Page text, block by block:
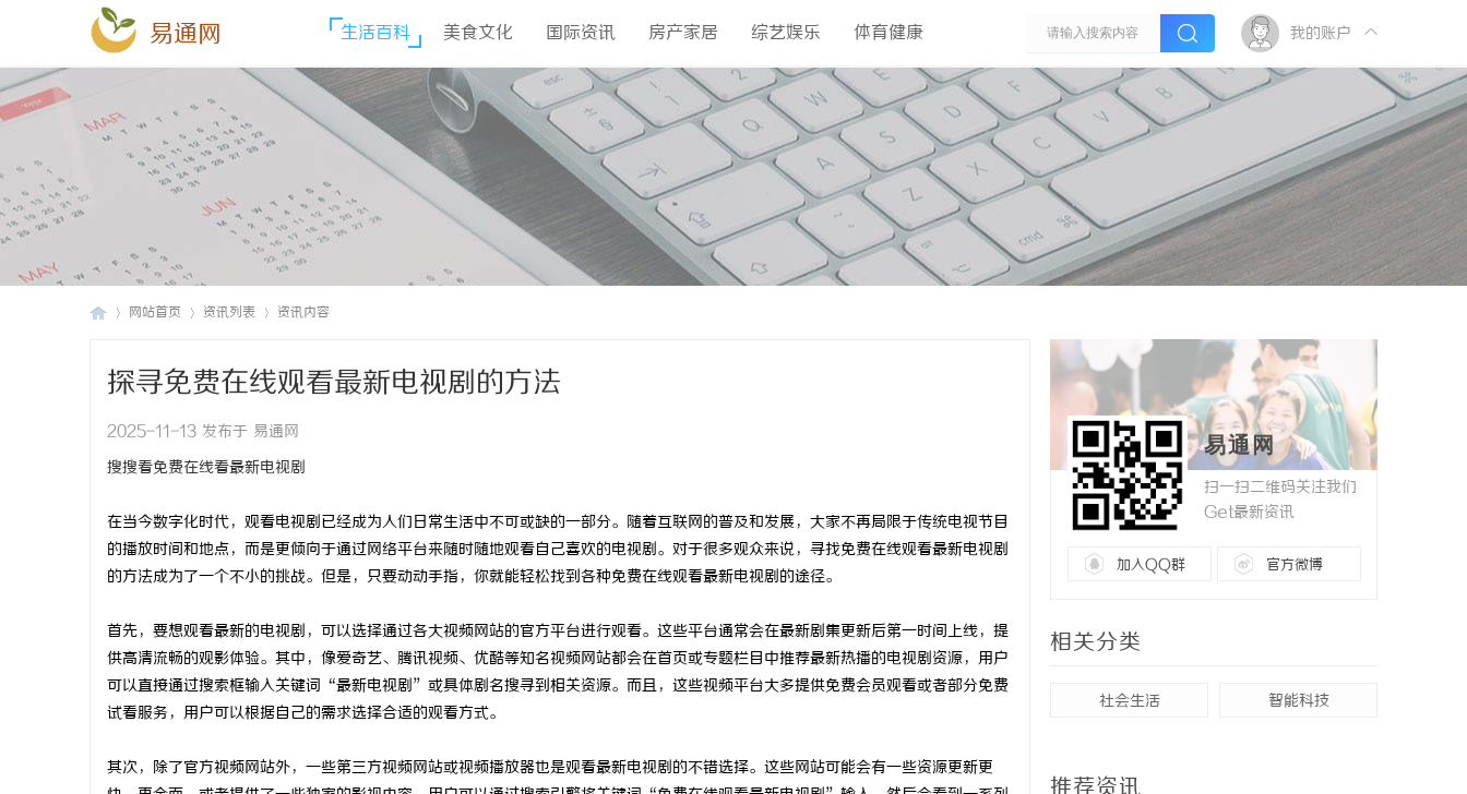
易通网 生活百科 美食文化 国际资讯 房产家居 综艺娱乐 体育健康 我的账户
网站首页 资讯列表 资讯内容
探寻免费在线观看最新电视剧的方法
2025-11-13 发布于 易通网
搜搜看免费在线看最新电视剧
在当今数字化时代，观看电视剧已经成为人们日常生活中不可或缺的一部分。随着互联网的普及和发展，大家不再局限于传统电视节目
的播放时间和地点，而是更倾向于通过网络平台来随时随地观看自己喜欢的电视剧。对于很多观众来说，寻找免费在线观看最新电视剧
的方法成为了一个不小的挑战。但是，只要动动手指，你就能轻松找到各种免费在线观看最新电视剧的途径。
首先，要想观看最新的电视剧，可以选择通过各大视频网站的官方平台进行观看。这些平台通常会在最新剧集更新后第一时间上线，提
供高清流畅的观影体验。其中，像爱奇艺、腾讯视频、优酷等知名视频网站都会在首页或专题栏目中推荐最新热播的电视剧资源，用户
可以直接通过搜索框输入关键词“最新电视剧”或具体剧名搜寻到相关资源。而且，这些视频平台大多提供免费会员观看或者部分免费
试看服务，用户可以根据自己的需求选择合适的观看方式。
其次，除了官方视频网站外，一些第三方视频网站或视频播放器也是观看最新电视剧的不错选择。这些网站可能会有一些资源更新更
易通网
扫一扫二维码关注我们
Get最新资讯
加入QQ群 官方微博
相关分类
社会生活 智能科技
推荐资讯